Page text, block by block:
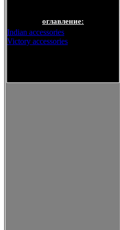
оглавление:
Indian accessories
Victory accessories